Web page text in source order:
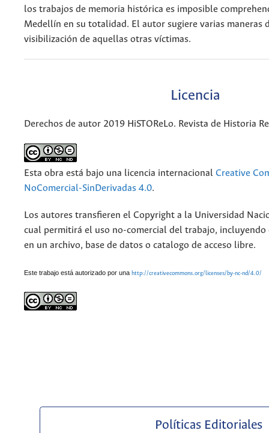
los trabajos de memoria histórica es imposible
Medellín en su totalidad. El autor sugiere varias maneras
visibilización de aquellas otras víctimas.
Licencia
Derechos de autor 2019 HiSTOReLo. Revista de Historia
Esta obra está bajo una licencia internacional Creative
NoComercial-SinDerivadas 4.0.
Los autores transfieren el Copyright a la Universidad
cual permitirá el uso no-comercial del trabajo, incluyendo
en un archivo, base de datos o catalogo de acceso libre.
Este trabajo está autorizado por una http://creativecommons.org/licenses/by-nc-nd/4.0/
Políticas Editoriales